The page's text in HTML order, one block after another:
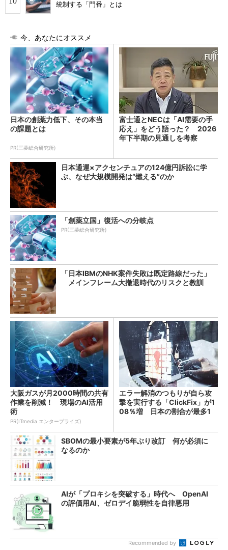
統制する「門番」とは
今、あなたにオススメ
日本の創薬力低下、その本当
の課題とは
PR(三菱総合研究所)
富士通とNECは「AI需要の手
応え」をどう語った？ 2026
年下半期の見通しを考察
日本通運×アクセンチュアの124億円訴訟に学
ぶ、なぜ大規模開発は“燃える”のか
「創薬立国」復活への分岐点
PR(三菱総合研究所)
「日本IBMのNHK案件失敗は既定路線だった」
メインフレーム大撤退時代のリスクと教訓
大阪ガスが月2000時間の共有
作業を削減！ 現場のAI活用
術
PR(ITmedia エンタープライズ)
エラー解消のつもりが自ら攻
撃を実行する「ClickFix」が1
08％増 日本の割合が最多1
SBOMの最小要素が5年ぶり改訂 何が必須に
なるのか
AIが「プロキシを突破する」時代へ OpenAI
の評価用AI、ゼロデイ脆弱性を自律悪用
Recommended by